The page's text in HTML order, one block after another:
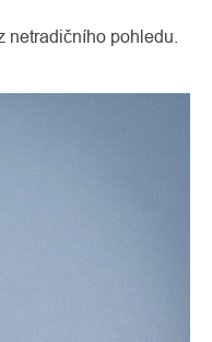
netradičního pohledu.